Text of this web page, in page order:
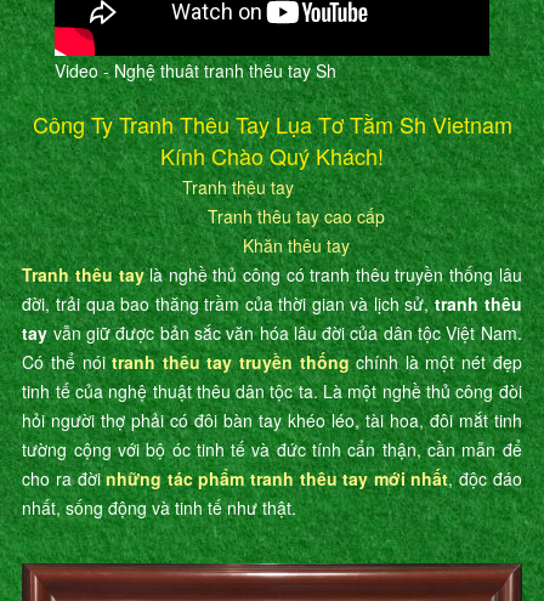
Video - Nghệ thuât tranh thêu tay Sh
Công Ty Tranh Thêu Tay Lụa Tơ Tằm Sh Vietnam
Kính Chào Quý Khách!
Tranh thêu tay
Tranh thêu tay cao cấp
Khăn thêu tay
Tranh thêu taylà nghề thủ công có tranh thêu truyền thống lâu
đời, trải qua bao thăng trầm của thời gian và lịch sử,tranh thêu
tayvẫn giữ được bản sắc văn hóa lâu đời của dân tộc Việt Nam.
Có thể nóitranh thêu tay truyền thốngchính là một nét đẹp
tinh tế của nghệ thuật thêu dân tộc ta. Là một nghề thủ công đòi
hỏi người thợ phải có đôi bàn tay khéo léo, tài hoa, đôi mắt tinh
tường cộng với bộ óc tinh tế và đức tính cẩn thận, cần mẫn để
cho ra đờinhững tác phẩm tranh thêu tay mới nhất, độc đáo
nhất, sống động và tinh tế như thật.